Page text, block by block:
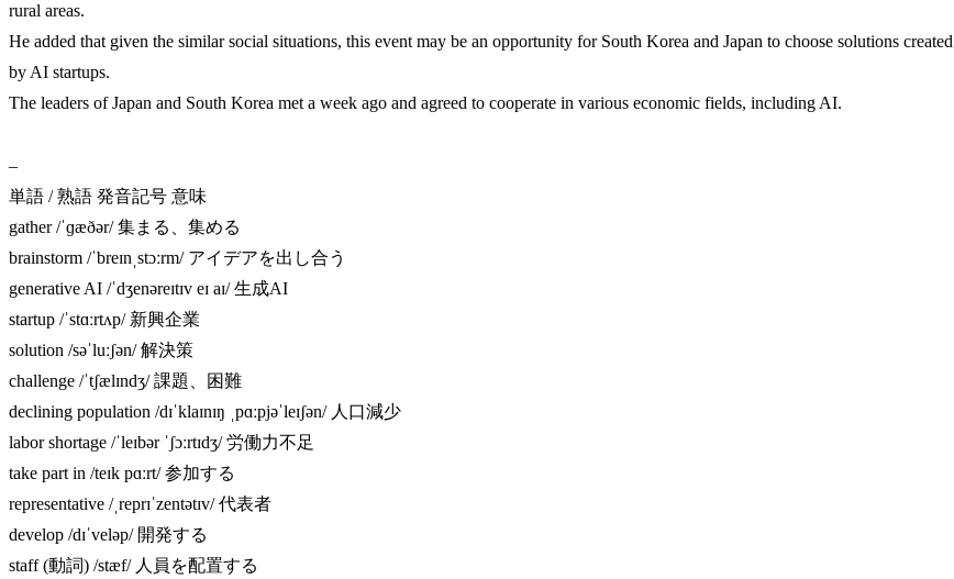
rural areas.
He added that given the similar social situations, this event may be an opportunity for South Korea and Japan to choose solutions created
by AI startups.
The leaders of Japan and South Korea met a week ago and agreed to cooperate in various economic fields, including AI.
–
単語 / 熟語 発音記号 意味
gather /ˈɡæðər/ 集まる、集める
brainstorm /ˈbreɪnˌstɔːrm/ アイデアを出し合う
generative AI /ˈdʒenəreɪtɪv eɪ aɪ/ 生成AI
startup /ˈstɑːrtʌp/ 新興企業
solution /səˈluːʃən/ 解決策
challenge /ˈtʃælɪndʒ/ 課題、困難
declining population /dɪˈklaɪnɪŋ ˌpɑːpjəˈleɪʃən/ 人口減少
labor shortage /ˈleɪbər ˈʃɔːrtɪdʒ/ 労働力不足
take part in /teɪk pɑːrt/ 参加する
representative /ˌreprɪˈzentətɪv/ 代表者
develop /dɪˈveləp/ 開発する
staff (動詞) /stæf/ 人員を配置する